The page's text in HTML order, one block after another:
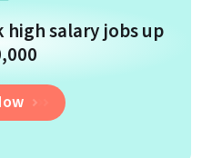
salary jobs up